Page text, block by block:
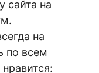
сайта на
на
по всем